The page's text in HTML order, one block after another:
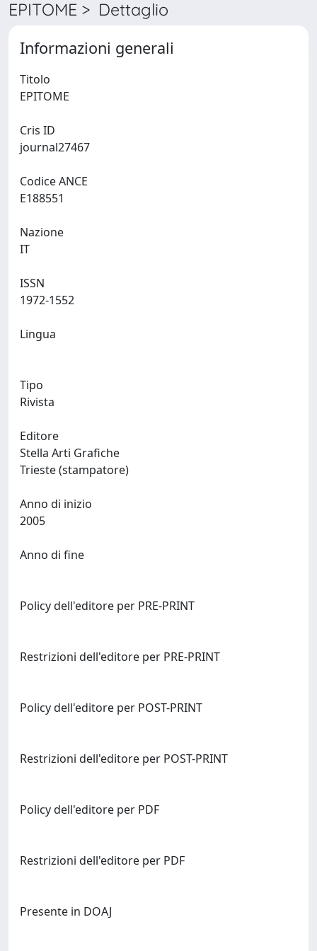
EPITOME > Dettaglio
Informazioni generali
Titolo
Cris ID
Codice ANCE
Nazione
ISSN
Lingua
Tipo
Rivista
Editore
Stella Arti Grafiche
Anno di inizio
Anno di fine
Policy dell'editore per PRE-PRINT
Restrizioni dell'editore per PRE-PRINT
Policy dell'editore per POST-PRINT
Restrizioni dell'editore per POST-PRINT
Policy dell'editore per PDF
Restrizioni dell'editore per PDF
Presente in DOAJ